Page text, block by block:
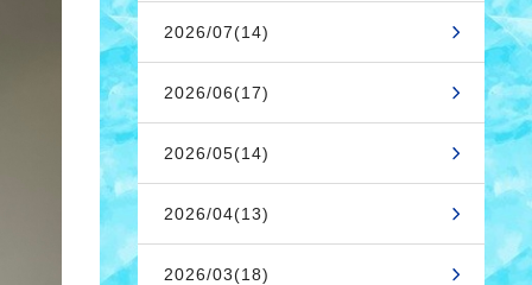
2026/07(14)
2026/06(17)
2026/05(14)
2026/04(13)
2026/03(18)